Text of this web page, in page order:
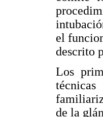
el
descrito
Los
de la